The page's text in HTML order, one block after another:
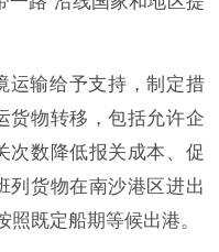
运输给予支持，制定措
货物转移，包括允许企
次数降低报关成本、促
列货物在南沙港区进出
照既定船期等候出港。